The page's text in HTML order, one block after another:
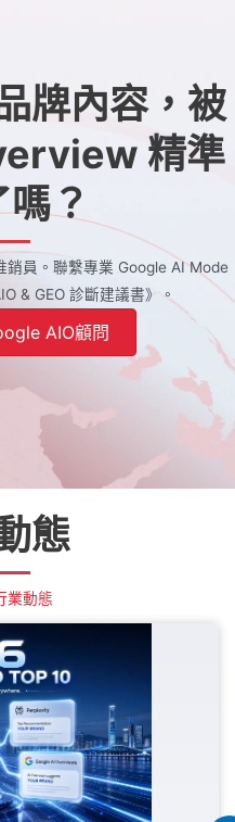
牌內容，被
精準
？
員。聯繫專業 Google AI Mode
& GEO 診斷建議書》。
AIO顧問
態
業動態